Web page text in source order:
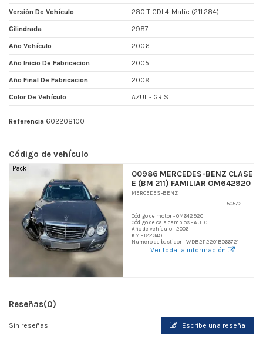
Versión De Vehículo 280 T CDI 4-Matic (211.284)
Cilindrada 2987
Año Vehículo 2006
Año Inicio De Fabricacion 2005
Año Final De Fabricacion 2009
Color De Vehículo AZUL - GRIS
Referencia 602208100
Código de vehículo
Pack
00986 MERCEDES-BENZ CLASE
E (BM 211) FAMILIAR OM642920
MERCEDES-BENZ
50572
Código de motor - OM642920
Código de caja cambios - AUTO
Año de vehículo - 2006
KM - 122349
Numero de bastidor - WDB2112201B066721
Ver toda la información
Reseñas(0)
Sin reseñas Escribe una reseña